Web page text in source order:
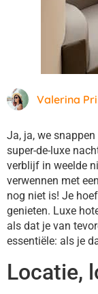
Valerina
Ja, ja, we
super-de-luxe
verblijf in weelde
verwennen met
nog niet is! Je
genieten. Luxe
als dat je van
essentiële: als je
Locatie,